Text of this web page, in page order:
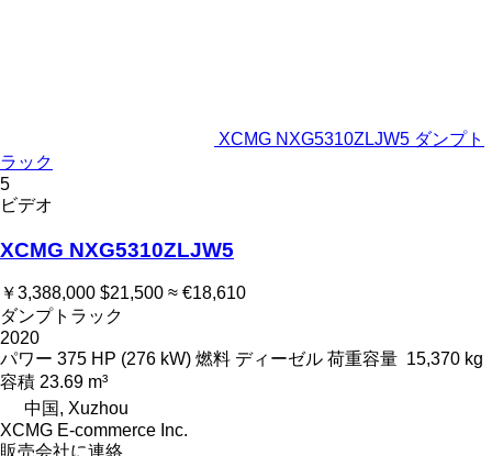
XCMG NXG5310ZLJW5 ダンプト
ラック
5
ビデオ
XCMG NXG5310ZLJW5
￥3,388,000 $21,500 ≈ €18,610
ダンプトラック
2020
パワー 375 HP (276 kW) 燃料 ディーゼル 荷重容量 15,370 kg
容積 23.69 m³
中国, Xuzhou
XCMG E-commerce Inc.
販売会社に連絡